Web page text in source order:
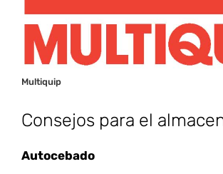
Multiquip
Consejos para el
Autocebado